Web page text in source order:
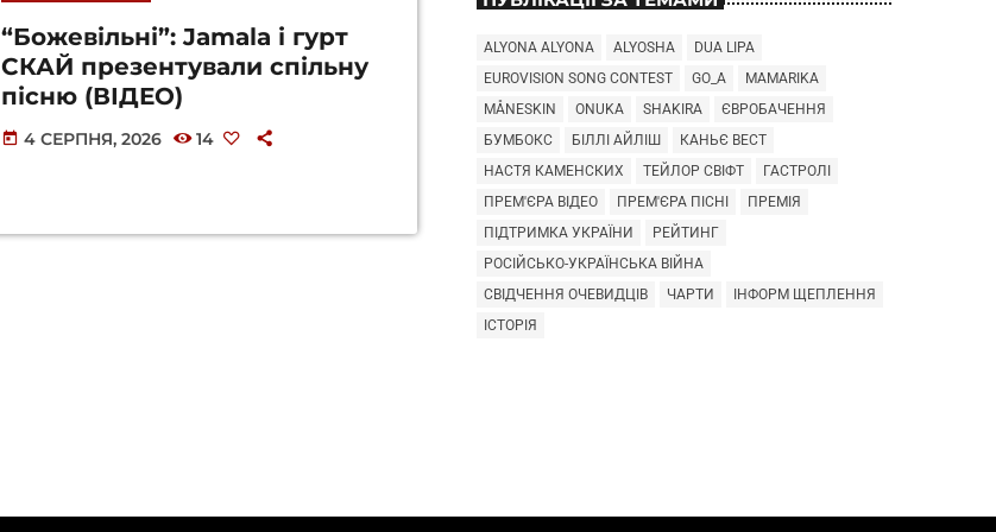
“Божевільні”: Jamala і гурт
СКАЙ презентували спільну
пісню (ВІДЕО)
today 4 СЕРПНЯ, 2026 14
ALYONA ALYONA ALYOSHA
DUA LIPA
EUROVISION SONG CONTEST
GO_A
MAMARIKA
MÅNESKIN
ONUKA SHAKIRA
ЄВРОБАЧЕННЯ
БУМБОКС
БІЛЛІ АЙЛІШ
КАНЬЄ ВЕСТ
НАСТЯ КАМЕНСКИХ
ТЕЙЛОР СВІФТ
ГАСТРОЛІ
ПРЕМ'ЄРА ВІДЕО
ПРЕМ'ЄРА ПІСНІ
ПРЕМІЯ
ПІДТРИМКА УКРАЇНИ
РЕЙТИНГ
РОСІЙСЬКО-УКРАЇНСЬКА ВІЙНА
СВІДЧЕННЯ ОЧЕВИДЦІВ
ЧАРТИ
ІНФОРМ ЩЕПЛЕННЯ
ІСТОРІЯ